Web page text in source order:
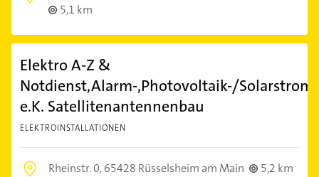
5,1 km
Elektro A-Z &
Notdienst,Alarm-,Photovoltaik-/
e.K. Satellitenantennenbau
ELEKTROINSTALLATIONEN
Rheinstr. 0,65428 Rüsselsheim am Main
5,2 km